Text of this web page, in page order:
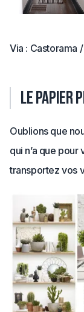
Via : Castorama
Le papier
Oublions que
qui n’a que
transportez vos